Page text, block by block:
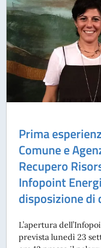
Prima
Comune e
Recupero
Infopoint
disposizione
L’apertura
prevista lunedì 23